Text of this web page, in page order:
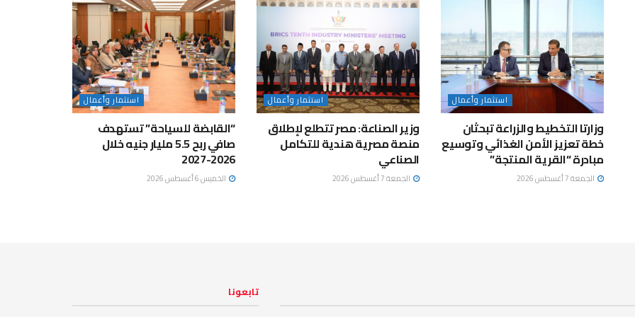
استثمار وأعمال
وزارتا التخطيط والزراعة تبحثان
خطة تعزيز الأمن الغذائي وتوسيع
مبادرة “القرية المنتجة”
الجمعة 7 أغسطس 2026
استثمار وأعمال
وزير الصناعة: مصر تتطلع لإطلاق
منصة مصرية هندية للتكامل
الصناعي
الجمعة 7 أغسطس 2026
استثمار وأعمال
“القابضة للسياحة” تستهدف
صافي ربح 5.5 مليار جنيه خلال
2026-2027
الخميس 6 أغسطس 2026
تابعونا